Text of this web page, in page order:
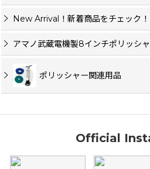
New Arrival！新着商品をチェック！
アマノ武蔵電機製8インチポリッシ
ポリッシャー関連用品
Official